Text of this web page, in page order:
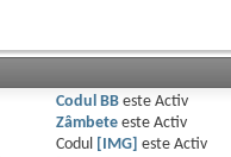
Codul BBeste Activ
Zâmbeteeste Activ
Codul
[IMG] este Activ